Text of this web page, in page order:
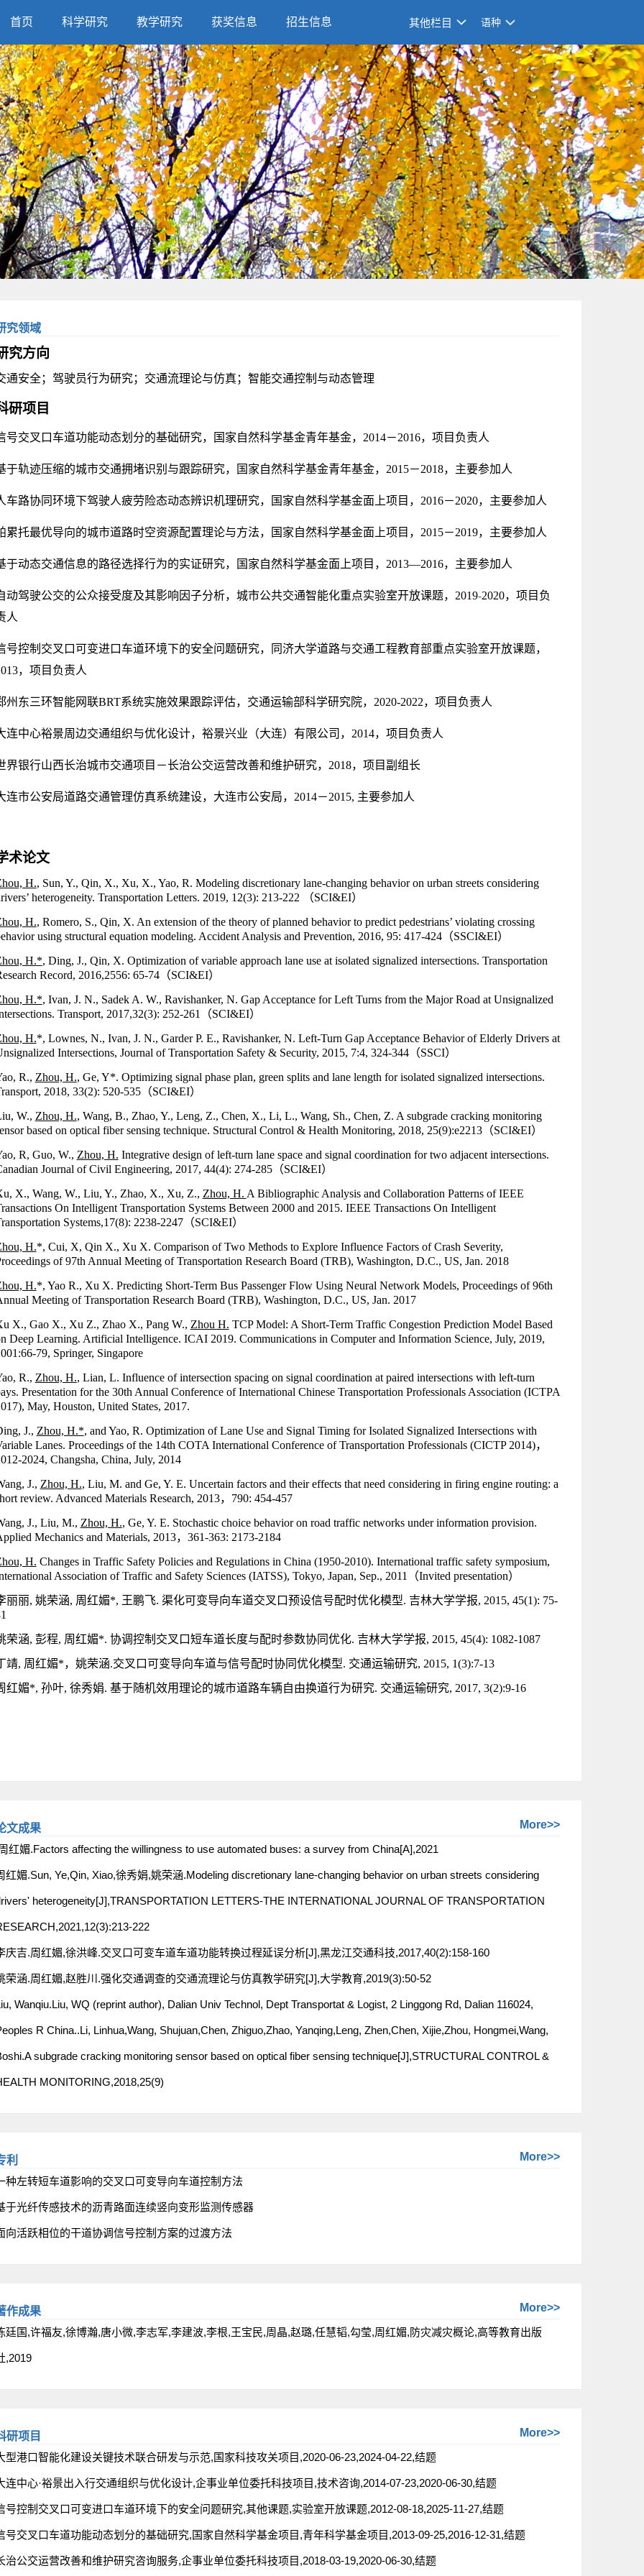
首页 科学研究 教学研究 获奖信息 招生信息 其他栏目 语种
究领域
究方向
通安全；驾驶员行为研究；交通流理论与仿真；智能交通控制与动态管理
研项目
号交叉口车道功能动态划分的基础研究，国家自然科学基金青年基金，2014－2016，项目负责人
于轨迹压缩的城市交通拥堵识别与跟踪研究，国家自然科学基金青年基金，2015－2018，主要参加人
车路协同环境下驾驶人疲劳险态动态辨识机理研究，国家自然科学基金面上项目，2016－2020，主要参加人
累托最优导向的城市道路时空资源配置理论与方法，国家自然科学基金面上项目，2015－2019，主要参加人
于动态交通信息的路径选择行为的实证研究，国家自然科学基金面上项目，2013—2016，主要参加人
动驾驶公交的公众接受度及其影响因子分析，城市公共交通智能化重点实验室开放课题，2019-2020，项目负
人
号控制交叉口可变进口车道环境下的安全问题研究，同济大学道路与交通工程教育部重点实验室开放课题，
，项目负责人
州东三环智能网联BRT系统实施效果跟踪评估，交通运输部科学研究院，2020-2022，项目负责人
连中心裕景周边交通组织与优化设计，裕景兴业（大连）有限公司，2014，项目负责人
界银行山西长治城市交通项目－长治公交运营改善和维护研究，2018，项目副组长
连市公安局道路交通管理仿真系统建设，大连市公安局，2014－2015, 主要参加人
术论文
H., Sun, Y., Qin, X., Xu, X., Yao, R. Modeling discretionary lane-changing behavior on urban streets considering
heterogeneity. Transportation Letters. 2019, 12(3): 213-222
（SCI&EI）
H., Romero, S., Qin, X. An extension of the theory of planned behavior to predict pedestrians’ violating crossing
using structural equation modeling. Accident Analysis and Prevention, 2016, 95: 417-424（SSCI&EI）
H.*, Ding, J., Qin, X. Optimization of variable approach lane use at isolated signalized intersections. Transportation
Record, 2016,2556: 65-74（SCI&EI）
H.*, Ivan, J. N., Sadek A. W., Ravishanker, N. Gap Acceptance for Left Turns from the Major Road at Unsignalized
Transport, 2017,32(3): 252-261
（SCI&EI）
H.*, Lownes, N., Ivan, J. N., Garder P. E., Ravishanker, N. Left-Turn Gap Acceptance Behavior of Elderly Drivers at
Intersections, Journal of Transportation Safety & Security, 2015, 7:4, 324-344（SSCI）
R., Zhou, H., Ge, Y*. Optimizing signal phase plan, green splits and lane length for isolated signalized intersections.
2018, 33(2): 520-535（SCI&EI）
W., Zhou, H., Wang, B., Zhao, Y., Leng, Z., Chen, X., Li, L., Wang, Sh., Chen, Z. A subgrade cracking monitoring
based on optical fiber sensing technique. Structural Control & Health Monitoring, 2018, 25(9):e2213（SCI&EI）
R, Guo, W., Zhou, H. Integrative design of left-turn lane space and signal coordination for two adjacent intersections.
Journal of Civil Engineering, 2017, 44(4): 274-285（SCI&EI）
X., Wang, W., Liu, Y., Zhao, X., Xu, Z., Zhou, H. A Bibliographic Analysis and Collaboration Patterns of IEEE
On Intelligent Transportation Systems Between 2000 and 2015. IEEE Transactions On Intelligent
Systems,17(8): 2238-2247（SCI&EI）
H.*, Cui, X, Qin X., Xu X. Comparison of Two Methods to Explore Influence Factors of Crash Severity,
of 97th Annual Meeting of Transportation Research Board (TRB), Washington, D.C., US, Jan. 2018
H.*, Yao R., Xu X. Predicting Short-Term Bus Passenger Flow Using Neural Network Models, Proceedings of 96th
Meeting of Transportation Research Board (TRB), Washington, D.C., US, Jan. 2017
X., Gao X., Xu Z., Zhao X., Pang W., Zhou H. TCP Model: A Short-Term Traffic Congestion Prediction Model Based
Deep Learning. Artificial Intelligence. ICAI 2019. Communications in Computer and Information Science, July, 2019,
79, Springer, Singapore
R., Zhou, H., Lian, L. Influence of intersection spacing on signal coordination at paired intersections with left-turn
Presentation for the 30th Annual Conference of International Chinese Transportation Professionals Association (ICTPA
May, Houston, United States, 2017.
J., Zhou, H.*, and Yao, R. Optimization of Lane Use and Signal Timing for Isolated Signalized Intersections with
Lanes. Proceedings of the 14th COTA International Conference of Transportation Professionals (CICTP 2014)，
2024, Changsha, China, July, 2014
J., Zhou, H., Liu, M. and Ge, Y. E. Uncertain factors and their effects that need considering in firing engine routing: a
review. Advanced Materials Research, 2013，790: 454-457
J., Liu, M., Zhou, H., Ge, Y. E. Stochastic choice behavior on road traffic networks under information provision.
Mechanics and Materials, 2013，361-363: 2173-2184
H. Changes in Traffic Safety Policies and Regulations in China (1950-2010). International traffic safety symposium,
Association of Traffic and Safety Sciences (IATSS), Tokyo, Japan, Sep., 2011
（Invited presentation）
丽丽, 姚荣涵, 周红媚*, 王鹏飞. 渠化可变导向车道交叉口预设信号配时优化模型. 吉林大学学报, 2015, 45(1): 75-
荣涵, 彭程, 周红媚*. 协调控制交叉口短车道长度与配时参数协同优化. 吉林大学学报, 2015, 45(4): 1082-1087
靖, 周红媚*，姚荣涵.交叉口可变导向车道与信号配时协同优化模型. 交通运输研究, 2015, 1(3):7-13
红媚*, 孙叶, 徐秀娟. 基于随机效用理论的城市道路车辆自由换道行为研究. 交通运输研究, 2017, 3(2):9-16
文成果
More>>
红媚.Factors affecting the willingness to use automated buses: a survey from China[A],2021
红媚.Sun, Ye,Qin, Xiao,徐秀娟,姚荣涵.Modeling discretionary lane-changing behavior on urban streets considering
heterogeneity[J],TRANSPORTATION LETTERS-THE INTERNATIONAL JOURNAL OF TRANSPORTATION
222
庆吉.周红媚,徐洪峰.交叉口可变车道车道功能转换过程延误分析[J],黑龙江交通科技,2017,40(2):158-160
荣涵.周红媚,赵胜川.强化交通调查的交通流理论与仿真教学研究[J],大学教育,2019(3):50-52
Wanqiu.Liu, WQ (reprint author), Dalian Univ Technol, Dept Transportat & Logist, 2 Linggong Rd, Dalian 116024,
R China..Li, Linhua,Wang, Shujuan,Chen, Zhiguo,Zhao, Yanqing,Leng, Zhen,Chen, Xijie,Zhou, Hongmei,Wang,
subgrade cracking monitoring sensor based on optical fiber sensing technique[J],STRUCTURAL CONTROL &
MONITORING,2018,25(9)
利
More>>
种左转短车道影响的交叉口可变导向车道控制方法
于光纤传感技术的沥青路面连续竖向变形监测传感器
向活跃相位的干道协调信号控制方案的过渡方法
作成果
More>>
廷国,许福友,徐博瀚,唐小微,李志军,李建波,李根,王宝民,周晶,赵璐,任慧韬,勾莹,周红媚,防灾减灾概论,高等教育出版
,2019
研项目
More>>
型港口智能化建设关键技术联合研发与示范,国家科技攻关项目,2020-06-23,2024-04-22,结题
连中心·裕景出入行交通组织与优化设计,企事业单位委托科技项目,技术咨询,2014-07-23,2020-06-30,结题
号控制交叉口可变进口车道环境下的安全问题研究,其他课题,实验室开放课题,2012-08-18,2025-11-27,结题
号交叉口车道功能动态划分的基础研究,国家自然科学基金项目,青年科学基金项目,2013-09-25,2016-12-31,结题
治公交运营改善和维护研究咨询服务,企事业单位委托科技项目,2018-03-19,2020-06-30,结题